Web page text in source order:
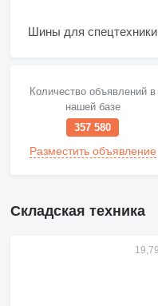
Шины для спецтехники
Количество объявлений в
нашей базе
357 580
Разместить объявление
Складская техника